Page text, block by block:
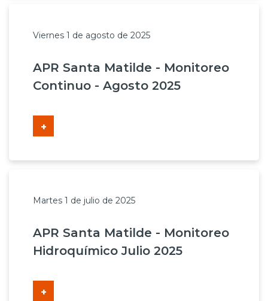
Viernes 1 de agosto de 2025
APR Santa Matilde - Monitoreo
Continuo - Agosto 2025
+
Martes 1 de julio de 2025
APR Santa Matilde - Monitoreo
Hidroquímico Julio 2025
+